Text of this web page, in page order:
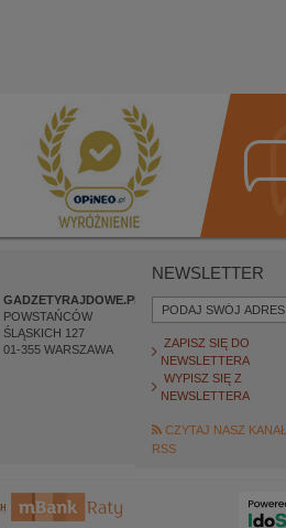
GADZETYRAJDOWE.PL
POWSTAŃCÓW
ŚLĄSKICH 127
01-355 WARSZAWA
NEWSLETTER
ZAPISZ SIĘ DO
NEWSLETTERA
WYPISZ SIĘ Z
NEWSLETTERA
CZYTAJ NASZ KANAŁ
RSS